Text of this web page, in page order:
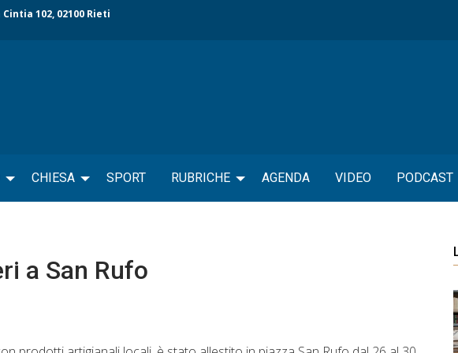
Cintia 102, 02100 Rieti
CHIESA SPORT RUBRICHE AGENDA VIDEO PODCAST
a San Rufo